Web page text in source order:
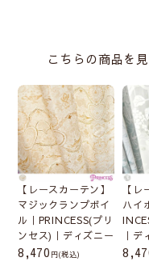
こちらの商品を
【レースカーテン】
マジックランプボイ
ル｜PRINCESS(プリ
ンセス)｜ディズニー
8,470 (税込)
【レ
ハイ
｜デ